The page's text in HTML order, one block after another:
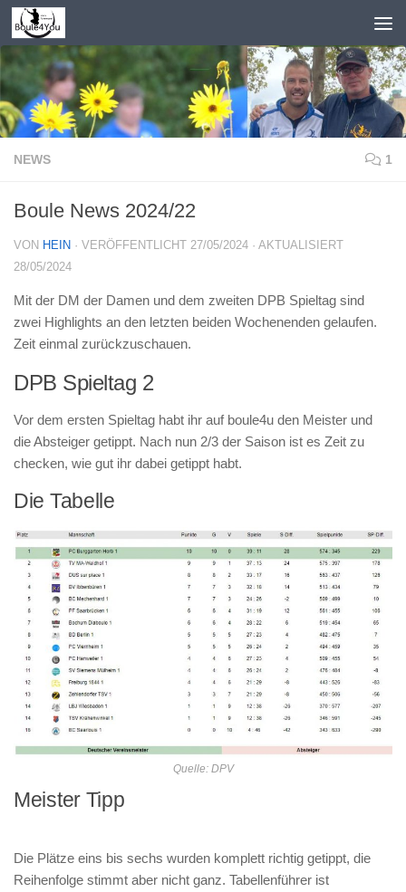
Zum Inhalt springen
NEWS 1
Boule News 2024/22
VON HEIN · VERÖFFENTLICHT 27/05/2024 · AKTUALISIERT
28/05/2024
Mit der DM der Damen und dem zweiten DPB Spieltag sind
zwei Highlights an den letzten beiden Wochenenden gelaufen.
Zeit einmal zurückzuschauen.
DPB Spieltag 2
Vor dem ersten Spieltag habt ihr auf boule4u den Meister und
die Absteiger getippt. Nach nun 2/3 der Saison ist es Zeit zu
checken, wie gut ihr dabei getippt habt.
Die Tabelle
Quelle: DPV
Meister Tipp
Die Plätze eins bis sechs wurden komplett richtig getippt, die
Reihenfolge stimmt aber nicht ganz. Tabellenführer ist